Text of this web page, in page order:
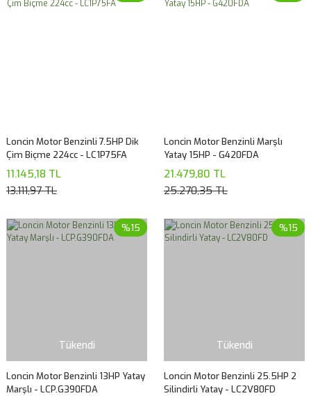
Loncin Motor Benzinli 7.5HP Dik
Çim Biçme 224cc - LC1P75FA
11.145,18 TL
13.111,97 TL
Loncin Motor Benzinli Marşlı
Yatay 15HP - G420FDA
21.479,80 TL
25.270,35 TL
%15
Tükendi
Loncin Motor Benzinli 13HP Yatay
Marşlı - LCP.G390FDA
%15
Tükendi
Loncin Motor Benzinli 25.5HP 2
Silindirli Yatay - LC2V80FD